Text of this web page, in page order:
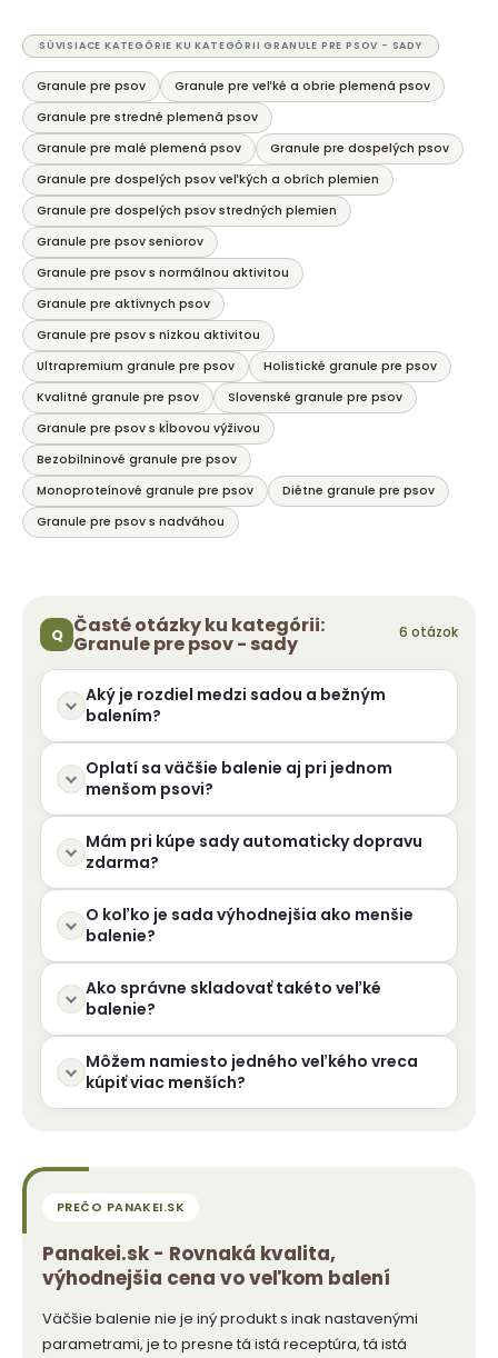
l
á
d
a
c
i
e
p
v
k
y
v
ý
p
i
s
u
SÚVISIACE KATEGÓRIE KU KATEGÓRII GRANULE PRE PSOV - SADY
Granule pre psov
Granule pre veľké a obrie plemená psov
Granule pre stredné plemená psov
Granule pre malé plemená psov
Granule pre dospelých psov
Granule pre dospelých psov veľkých a obrích plemien
Granule pre dospelých psov stredných plemien
Granule pre psov seniorov
Granule pre psov s normálnou aktivitou
Granule pre aktívnych psov
Granule pre psov s nízkou aktivitou
Ultrapremium granule pre psov
Holistické granule pre psov
Kvalitné granule pre psov
Slovenské granule pre psov
Granule pre psov s kĺbovou výživou
Bezobilninové granule pre psov
Monoproteínové granule pre psov
Diétne granule pre psov
Granule pre psov s nadváhou
Časté otázky ku kategórii:
Granule pre psov - sady
Aký je rozdiel medzi sadou a bežným
balením?
Oplatí sa väčšie balenie aj pri jednom
menšom psovi?
Mám pri kúpe sady automaticky dopravu
zdarma?
O koľko je sada výhodnejšia ako menšie
balenie?
Ako správne skladovať takéto veľké
balenie?
Môžem namiesto jedného veľkého vreca
kúpiť viac menších?
Panakei.sk - Rovnaká kvalita,
výhodnejšia cena vo veľkom balení
Väčšie balenie nie je iný produkt s inak nastavenými
parametrami, je to presne tá istá receptúra, tá istá